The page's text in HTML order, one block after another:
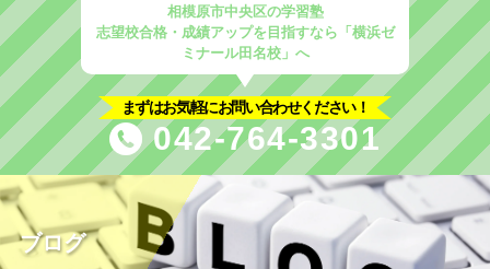
相模原市中央区の学習塾
志望校合格・成績アップを目指すなら「横浜ゼ
ミナール田名校」へ
まずはお気軽にお問い合わせください！
042-764-3301
ブログ
はじめての方へ
入塾案内
塾選びのポイント
コース解説
小学生コース